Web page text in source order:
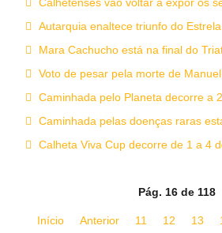
Autarquia enaltece triunfo do
Mara Cachucho está na final do
Voto de pesar pela morte de
Caminhada pelo Planeta decorre a
Caminhada pelas doenças raras
Calheta Viva Cup decorre de 1 a 4
Pág. 16 de 118
Início Anterior 11 12 13